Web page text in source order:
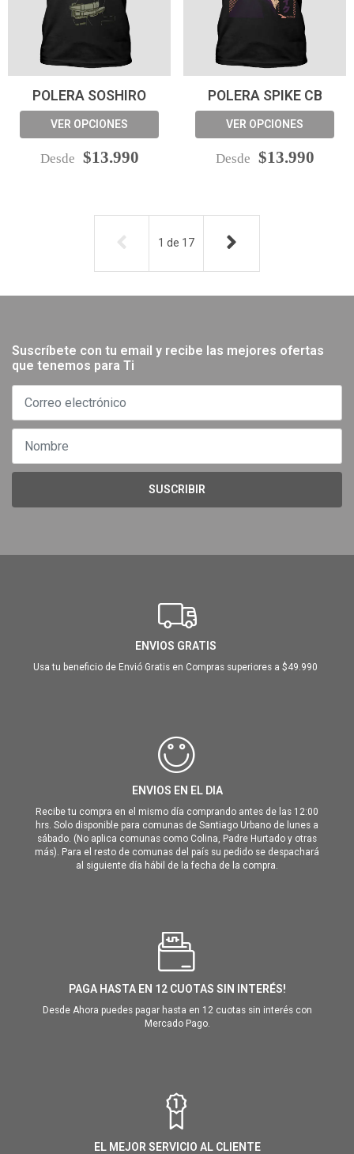
POLERA SOSHIRO
VER OPCIONES
Desde $13.990
POLERA SPIKE CB
VER OPCIONES
Desde $13.990
1 de 17
Suscríbete con tu email y recibe las mejores ofertas
que tenemos para Ti
SUSCRIBIR
ENVIOS GRATIS
Usa tu beneficio de Envió Gratis en Compras superiores a $49.990
ENVIOS EN EL DIA
Recibe tu compra en el mismo día comprando antes de las 12:00
hrs. Solo disponible para comunas de Santiago Urbano de lunes a
sábado. (No aplica comunas como Colina, Padre Hurtado y otras
más). Para el resto de comunas del país su pedido se despachará
al siguiente día hábil de la fecha de la compra.
PAGA HASTA EN 12 CUOTAS SIN INTERÉS!
Desde Ahora puedes pagar hasta en 12 cuotas sin interés con
Mercado Pago.
EL MEJOR SERVICIO AL CLIENTE